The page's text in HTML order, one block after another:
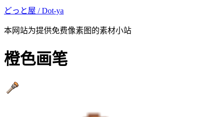
どっと屋 / Dot-ya
本网站为提供免费像素图的素材小站
橙色画笔